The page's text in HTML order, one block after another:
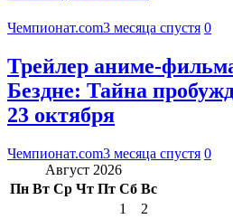
Чемпионат.com3 месяца спустя 0
Трейлер аниме-
Бездне: Тайна
23 октября
Чемпионат.com3 месяца спустя 0
Август 2026
Пн Вт Ср Чт Пт Сб Вс
1
2